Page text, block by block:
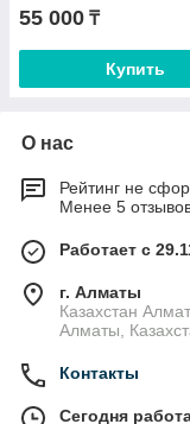
55 000 ₸
Купить
О нас
Рейтинг не
Менее 5
Работает с
г. Алматы
Казахстан
Алматы,
Контакты
Сегодня